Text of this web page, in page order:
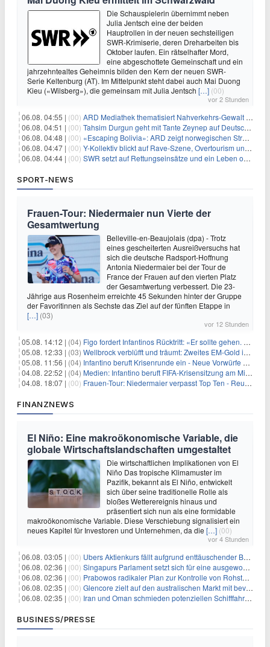
Die Schauspielerin übernimmt neben
Julia Jentsch eine der beiden
Hauptrollen in der neuen sechsteiligen
SWR-Krimiserie, deren Dreharbeiten bis
Oktober laufen. Ein rätselhafter Mord,
eine abgeschottete Gemeinschaft und ein
jahrzehntealtes Geheimnis bilden den Kern der neuen SWR-
Serie Keltenburg (AT). Im Mittelpunkt steht dabei auch Mai Duong
Kieu («Wilsberg»), die gemeinsam mit Julia Jentsch […] (00)
vor 2 Stunden
06.08. 04:55 | (00) ARD Mediathek thematisiert Nahverkehrs-Gewalt und Soldatinnen
06.08. 04:51 | (00) Tahsim Durgun geht mit Tante Zeynep auf Deutschlandreise
06.08. 04:48 | (00) «Escaping Bolivia»: ARD zeigt norwegischen Streaminghit
06.08. 04:47 | (00) Y-Kollektiv blickt auf Rave-Szene, Overtourism und Pokémon-Kult
06.08. 04:44 | (00) SWR setzt auf Rettungseinsätze und ein Leben ohne Smartphone
SPORT-NEWS
Frauen-Tour: Niedermaier nun Vierte der
Gesamtwertung
Belleville-en-Beaujolais (dpa) - Trotz
eines gescheiterten Ausreißversuchs hat
sich die deutsche Radsport-Hoffnung
Antonia Niedermaier bei der Tour de
France der Frauen auf den vierten Platz
der Gesamtwertung verbessert. Die 23-
Jährige aus Rosenheim erreichte 45 Sekunden hinter der Gruppe
der Favoritinnen als Sechste das Ziel auf der fünften Etappe in
[…] (03)
vor 12 Stunden
05.08. 14:12 | (04) Figo fordert Infantinos Rücktritt: «Er sollte gehen. Jetzt»
05.08. 12:33 | (03) Wellbrock verblüfft und träumt: Zweites EM-Gold in Paris
05.08. 11:56 | (04) Infantino beruft Krisenrunde ein - Neue Vorwürfe gegen FIFA
04.08. 22:52 | (04) Medien: Infantino beruft FIFA-Krisensitzung am Mittwoch ein
04.08. 18:07 | (00) Frauen-Tour: Niedermaier verpasst Top Ten - Reusser siegt
FINANZNEWS
El Niño: Eine makroökonomische Variable, die
globale Wirtschaftslandschaften umgestaltet
Die wirtschaftlichen Implikationen von El
Niño Das tropische Klimamuster im
Pazifik, bekannt als El Niño, entwickelt
sich über seine traditionelle Rolle als
bloßes Wetterereignis hinaus und
präsentiert sich nun als eine formidable
makroökonomische Variable. Diese Verschiebung signalisiert ein
neues Kapitel für Investoren und Unternehmen, da die […] (00)
vor 4 Stunden
06.08. 03:05 | (00) Ubers Aktienkurs fällt aufgrund enttäuschender Buchungsprognose
06.08. 02:36 | (00) Singapurs Parlament setzt sich für eine ausgewogene wirtschaftliche Zukunft ein
06.08. 02:36 | (00) Prabowos radikaler Plan zur Kontrolle von Rohstoffexporten steht vor konkurrierenden Visionen
06.08. 02:35 | (00) Glencore zielt auf den australischen Markt mit bevorstehendem Sekundärlisting
06.08. 02:35 | (00) Iran und Oman schmieden potenziellen Schifffahrtsvertrag im Hormuskanal
BUSINESS/PRESSE